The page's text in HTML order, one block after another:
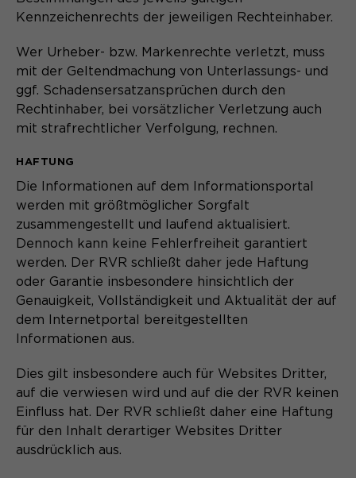
Kennzeichenrechts der jeweiligen Rechteinhaber.
Wer Urheber- bzw. Markenrechte verletzt, muss
mit der Geltendmachung von Unterlassungs- und
ggf. Schadensersatzansprüchen durch den
Rechtinhaber, bei vorsätzlicher Verletzung auch
mit strafrechtlicher Verfolgung, rechnen.
HAFTUNG
Die Informationen auf dem Informationsportal
werden mit größtmöglicher Sorgfalt
zusammengestellt und laufend aktualisiert.
Dennoch kann keine Fehlerfreiheit garantiert
werden. Der RVR schließt daher jede Haftung
oder Garantie insbesondere hinsichtlich der
Genauigkeit, Vollständigkeit und Aktualität der auf
dem Internetportal bereitgestellten
Informationen aus.
Dies gilt insbesondere auch für Websites Dritter,
auf die verwiesen wird und auf die der RVR keinen
Einfluss hat. Der RVR schließt daher eine Haftung
für den Inhalt derartiger Websites Dritter
ausdrücklich aus.